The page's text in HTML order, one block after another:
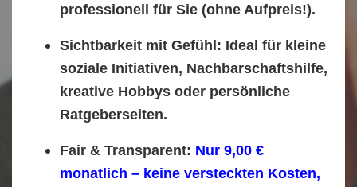
professionell für Sie (ohne Aufpreis!).
Sichtbarkeit mit Gefühl: Ideal für kleine
soziale Initiativen, Nachbarschaftshilfe,
kreative Hobbys oder persönliche
Ratgeberseiten.
Fair & Transparent: Nur 9,00 €
monatlich – keine versteckten Kosten,